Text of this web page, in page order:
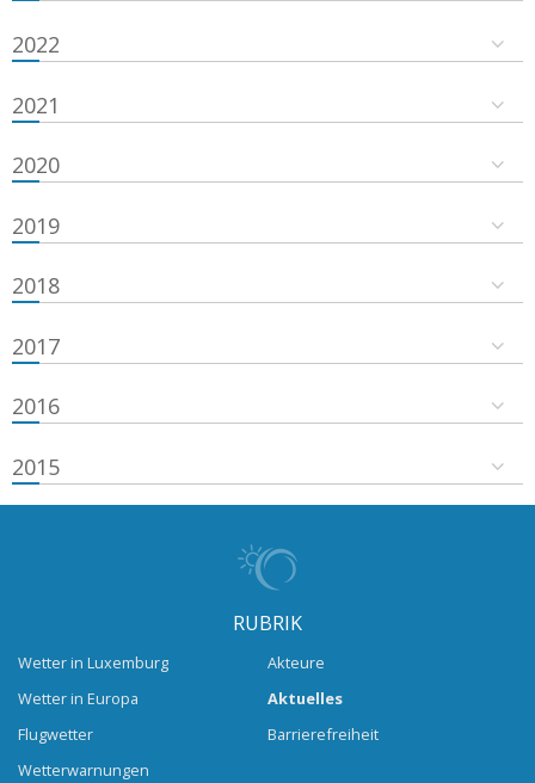
2022
2021
2020
2019
2018
2017
2016
2015
RUBRIK
Wetter in Luxemburg
Wetter in Europa
Flugwetter
Wetterwarnungen
Akteure
Aktuelles
Barrierefreiheit